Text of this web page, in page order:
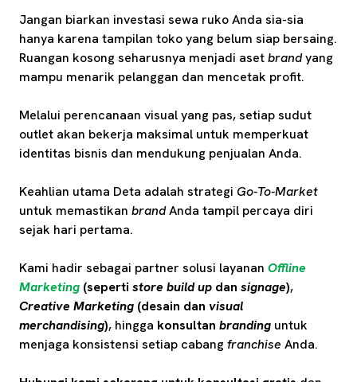
Jangan biarkan investasi sewa ruko Anda sia-sia
hanya karena tampilan toko yang belum siap bersaing.
Ruangan kosong seharusnya menjadi asetbrandyang
mampu menarik pelanggan dan mencetak profit.
Melalui perencanaan visual yang pas, setiap sudut
outlet akan bekerja maksimal untuk memperkuat
identitas bisnis dan mendukung penjualan Anda.
Keahlian utama Deta adalah strategi Go-To-Market
untuk memastikan brandAnda tampil percaya diri
sejak hari pertama.
Kami hadir sebagai partner solusi layanan Offline
Marketing (seperti store build up dan signage),
Creative Marketing (desain dan visual
merchandising), hingga konsultan branding untuk
menjaga konsistensi setiap cabangfranchise Anda.